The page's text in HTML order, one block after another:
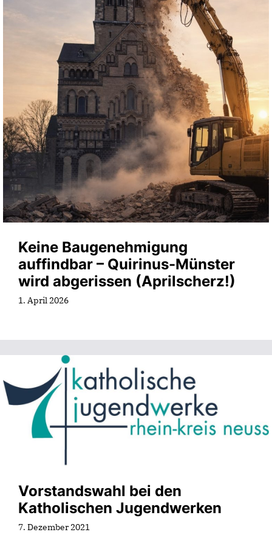
Keine Baugenehmigung
auffindbar – Quirinus-Münster
wird abgerissen (Aprilscherz!)
1. April 2026
Vorstandswahl bei den
Katholischen Jugendwerken
7. Dezember 2021